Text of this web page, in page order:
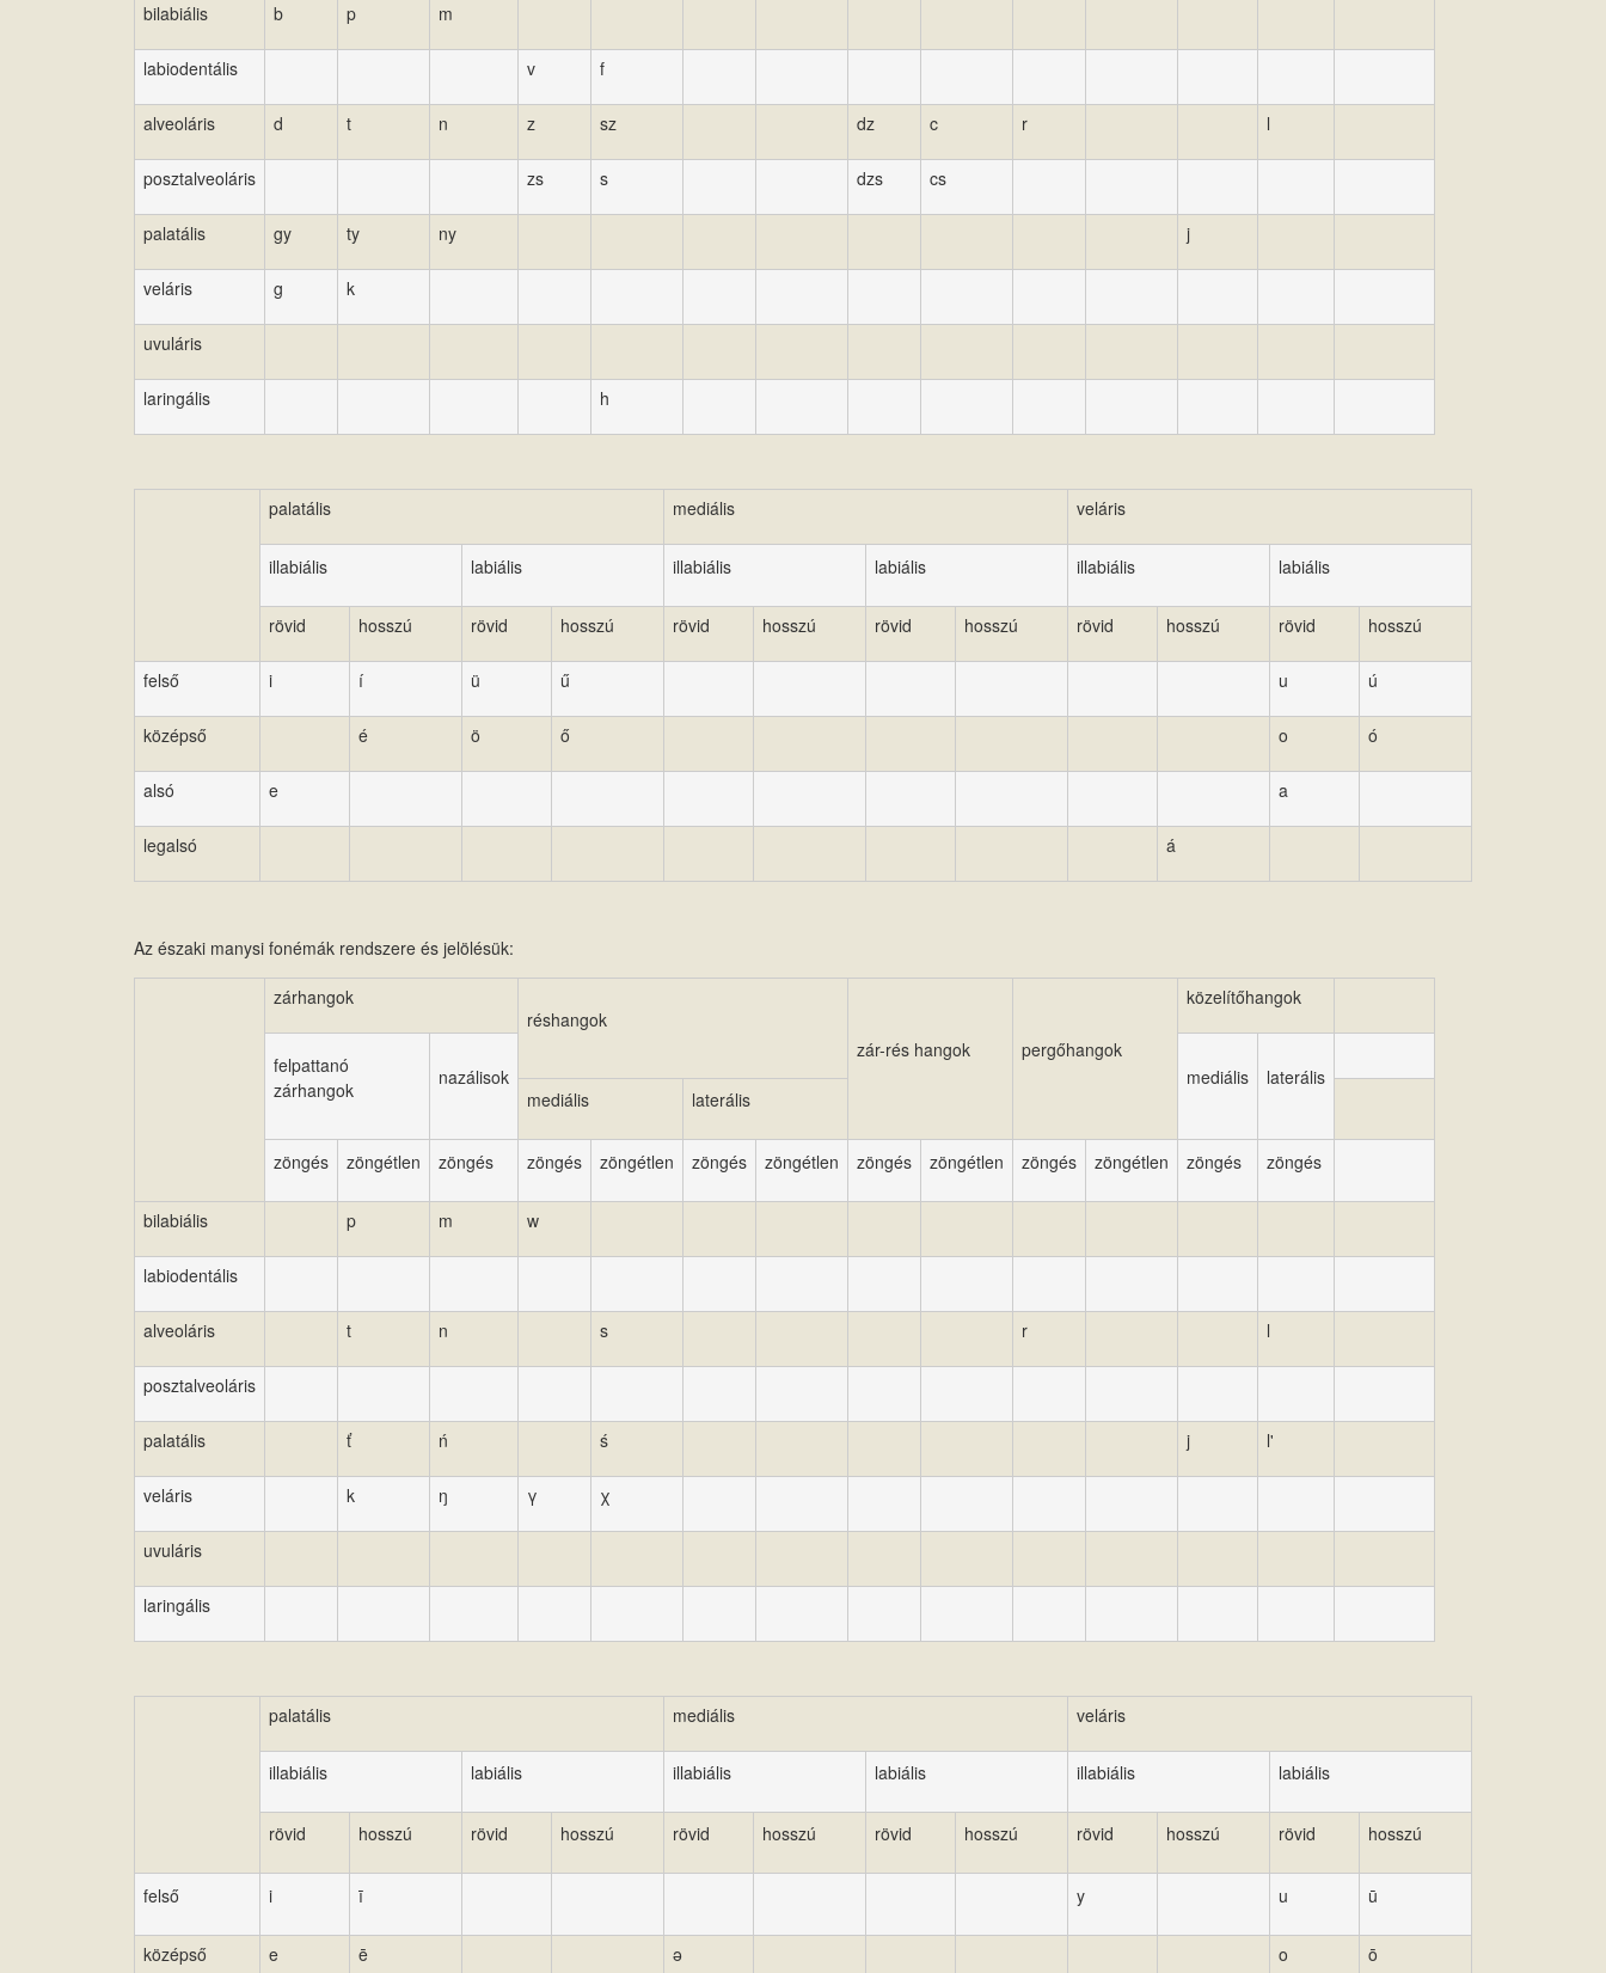
bilabiális b p m
labiodentális v f
alveoláris d t n z sz dz c r l
posztalveoláris zs s dzs cs
palatális gy ty ny j
veláris g k
uvuláris
laringális h
palatális mediális veláris
illabiális labiális illabiális labiális illabiális labiális
rövid hosszú rövid hosszú rövid hosszú rövid hosszú rövid hosszú rövid hosszú
felső i í ü ű u ú
középső é ö ő o ó
alsó e a
legalsó á
Az északi manysi fonémák rendszere és jelölésük:
zárhangok
réshangok
zár-rés hangok
pergőhangok
közelítőhangok
felpattanó
zárhangok
nazálisok mediális
laterális
mediális
laterális
zöngés zöngétlen zöngés zöngés zöngétlen zöngés zöngétlen zöngés zöngétlen zöngés zöngétlen zöngés zöngés
bilabiális p m w
labiodentális
alveoláris t n s r l
posztalveoláris
palatális ť ń ś j l'
veláris k ŋ γ χ
uvuláris
laringális
palatális mediális veláris
illabiális labiális illabiális labiális illabiális labiális
rövid hosszú rövid hosszú rövid hosszú rövid hosszú rövid hosszú rövid hosszú
felső i ī y u ū
középső e ē ə o ō